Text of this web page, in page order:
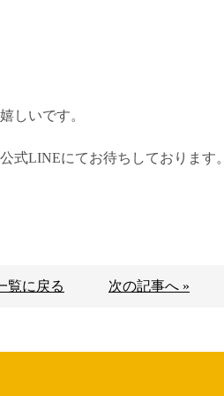
しいです。
式LINEにてお待ちしております。
覧に戻る 次の記事へ »